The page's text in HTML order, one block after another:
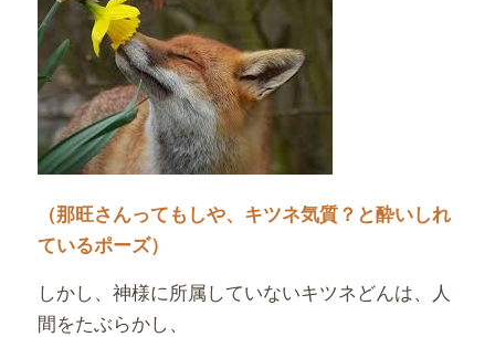
（那旺さんってもしや、キツネ気質？と酔いしれ
ているポーズ）
しかし、神様に所属していないキツネどんは、人
間をたぶらかし、